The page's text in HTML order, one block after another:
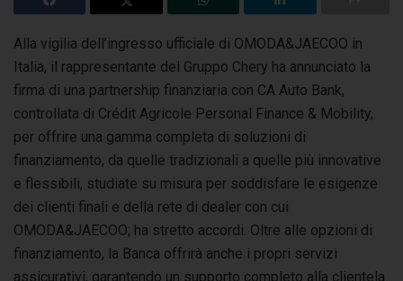
Alla vigilia dell’ingresso ufficiale di OMODA&JAECOO in
Italia, il rappresentante del Gruppo Chery ha annunciato la
firma di una partnership finanziaria con CA Auto Bank,
controllata di Crédit Agricole Personal Finance & Mobility,
per offrire una gamma completa di soluzioni di
finanziamento, da quelle tradizionali a quelle più innovative
e flessibili, studiate su misura per soddisfare le esigenze
dei clienti finali e della rete di dealer con cui
OMODA&JAECOO; ha stretto accordi. Oltre alle opzioni di
finanziamento, la Banca offrirà anche i propri servizi
assicurativi, garantendo un supporto completo alla clientela.